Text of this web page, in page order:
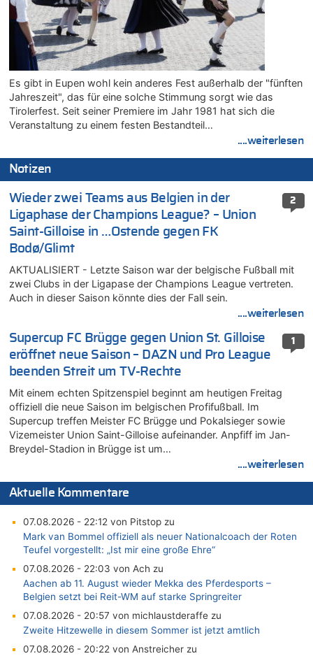
Es gibt in Eupen wohl kein anderes Fest außerhalb der "fünften
Jahreszeit", das für eine solche Stimmung sorgt wie das
Tirolerfest. Seit seiner Premiere im Jahr 1981 hat sich die
Veranstaltung zu einem festen Bestandteil…
....weiterlesen
Notizen
2
Wieder zwei Teams aus Belgien in der
Ligaphase der Champions League? – Union
Saint-Gilloise in …Ostende gegen FK
Bodø/Glimt
AKTUALISIERT - Letzte Saison war der belgische Fußball mit
zwei Clubs in der Ligapase der Champions League vertreten.
Auch in dieser Saison könnte dies der Fall sein.
....weiterlesen
1
Supercup FC Brügge gegen Union St. Gilloise
eröffnet neue Saison – DAZN und Pro League
beenden Streit um TV-Rechte
Mit einem echten Spitzenspiel beginnt am heutigen Freitag
offiziell die neue Saison im belgischen Profifußball. Im
Supercup treffen Meister FC Brügge und Pokalsieger sowie
Vizemeister Union Saint-Gilloise aufeinander. Anpfiff im Jan-
Breydel-Stadion in Brügge ist um…
....weiterlesen
Aktuelle Kommentare
07.08.2026 - 22:12 von Pitstop zu
Mark van Bommel offiziell als neuer Nationalcoach der Roten
Teufel vorgestellt: „Ist mir eine große Ehre“
07.08.2026 - 22:03 von Ach zu
Aachen ab 11. August wieder Mekka des Pferdesports –
Belgien setzt bei Reit-WM auf starke Springreiter
07.08.2026 - 20:57 von michlaustderaffe zu
Zweite Hitzewelle in diesem Sommer ist jetzt amtlich
07.08.2026 - 20:22 von Anstreicher zu